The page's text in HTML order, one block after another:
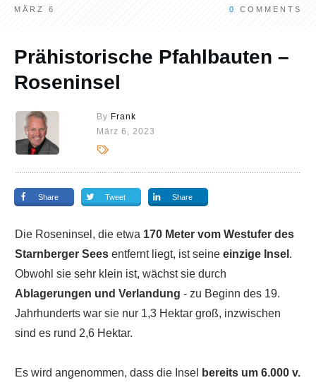
MÄRZ 6 0 COMMENTS
Prähistorische Pfahlbauten –
Roseninsel
By Frank
März 6, 2023
Share Tweet Share
Die Roseninsel, die etwa 170 Meter vom Westufer des
Starnberger Sees entfernt liegt, ist seine einzige Insel .
Obwohl sie sehr klein ist, wächst sie durch
Ablagerungen und Verlandung - zu Beginn des 19.
Jahrhunderts war sie nur 1,3 Hektar groß, inzwischen
sind es rund 2,6 Hektar.
Es wird angenommen, dass die Insel
bereits um 6.000 v.